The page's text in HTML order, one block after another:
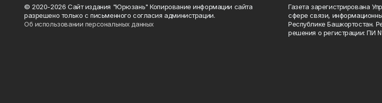
© 2020-2026 Сайт издания "Юрюзань" Копирование информации сайта
разрешено только с письменного согласия администрации.
Об использовании персональных данных
Газета зарегистрирована
сфере связи,
Республике Башкортостан.
решения о регистрации: ПИ